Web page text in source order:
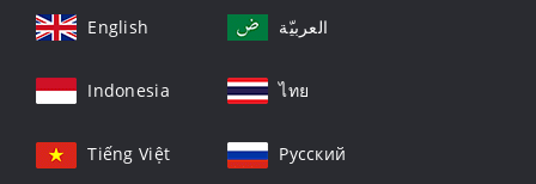
English العربيّة
Indonesia ไทย
Tiếng Việt Русский